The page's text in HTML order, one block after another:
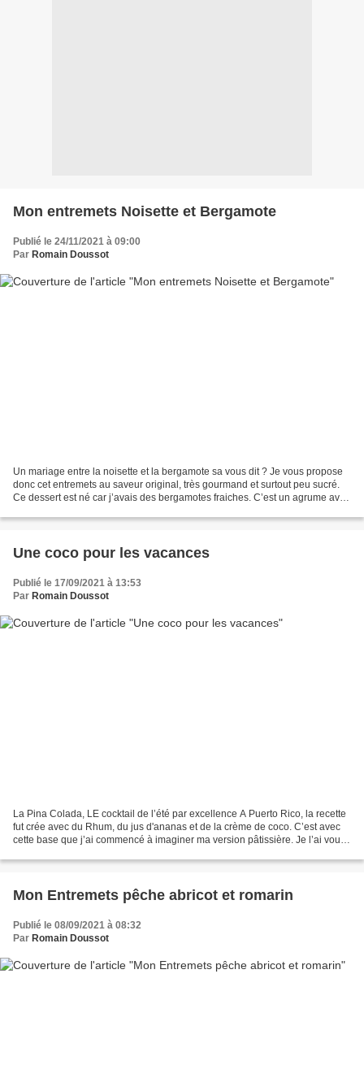
Mon entremets Noisette et Bergamote
Publié le 24/11/2021 à 09:00
Par Romain Doussot
Un mariage entre la noisette et la bergamote sa vous dit ? Je vous propose
donc cet entremets au saveur original, très gourmand et surtout peu sucré.
Ce dessert est né car j’avais des bergamotes fraiches. C’est un agrume avec
Une coco pour les vacances
Publié le 17/09/2021 à 13:53
Par Romain Doussot
La Pina Colada, LE cocktail de l’été par excellence A Puerto Rico, la recette
fut crée avec du Rhum, du jus d'ananas et de la crème de coco. C’est avec
cette base que j’ai commencé à imaginer ma version pâtissière. Je l’ai voulu
Mon Entremets pêche abricot et romarin
Publié le 08/09/2021 à 08:32
Par Romain Doussot